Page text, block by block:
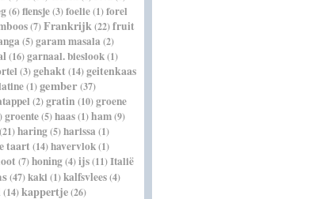
(6)flensje(3)foelie(1)forel
(7)Frankrijk(22)fruit
(5)garam masala (2)
(16)garnaal. bieslook(1)
(3)gehakt(14)geitenkaas
(1)gember(37)
(2)gratin (10)groene
groente(5)haas(1)ham(9)
(21)haring(5)harissa (1)
taart(14)havervlok(1)
(7)honing(4)ijs(11)Italië
(47)kaki (1)kalfsvlees(4)
(14)kappertje(26)